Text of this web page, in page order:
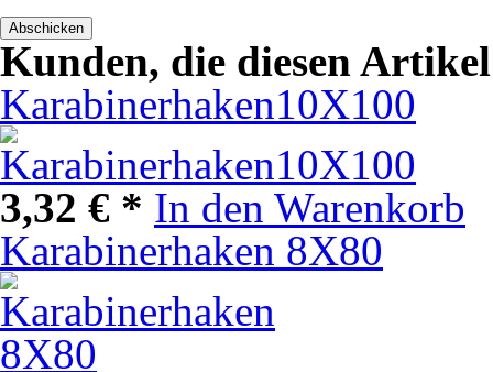
Abschicken
Kunden, die diesen
Karabinerhaken10X100
3,32 € * In den Warenkorb
Karabinerhaken 8X80